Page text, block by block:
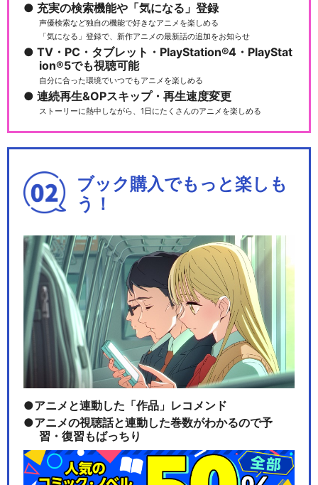
充実の検索機能や「気になる」登録
声優検索など独自の機能で好きなアニメを楽しめる
「気になる」登録で、新作アニメの最新話の追加をお知らせ
TV・PC・タブレット・PlayStation®4・PlayStat
ion®5でも視聴可能
自分に合った環境でいつでもアニメを楽しめる
連続再生&OPスキップ・再生速度変更
ストーリーに熱中しながら、1日にたくさんのアニメを楽しめる
ブック購入でもっと楽しも
う！
アニメと連動した「作品」レコメンド
アニメの視聴話と連動した巻数がわかるので予
習・復習もばっちり